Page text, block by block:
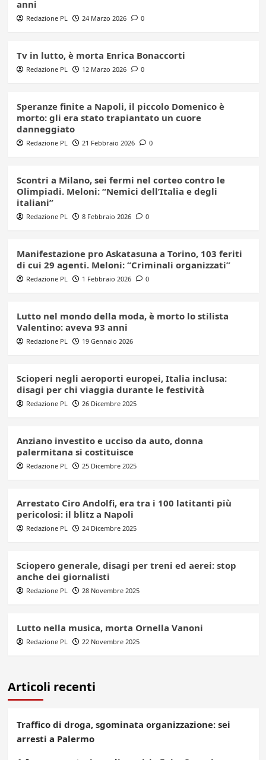
anni
Redazione PL 24 Marzo 2026 0
Tv in lutto, è morta Enrica Bonaccorti
Redazione PL 12 Marzo 2026 0
Speranze finite a Napoli, il piccolo Domenico è
morto: gli era stato trapiantato un cuore
danneggiato
Redazione PL 21 Febbraio 2026 0
Scontri a Milano, sei fermi nel corteo contro le
Olimpiadi. Meloni: “Nemici dell’Italia e degli
italiani”
Redazione PL 8 Febbraio 2026 0
Manifestazione pro Askatasuna a Torino, 103 feriti
di cui 29 agenti. Meloni: “Criminali organizzati”
Redazione PL 1 Febbraio 2026 0
Lutto nel mondo della moda, è morto lo stilista
Valentino: aveva 93 anni
Redazione PL 19 Gennaio 2026
Scioperi negli aeroporti europei, Italia inclusa:
disagi per chi viaggia durante le festività
Redazione PL 26 Dicembre 2025
Anziano investito e ucciso da auto, donna
palermitana si costituisce
Redazione PL 25 Dicembre 2025
Arrestato Ciro Andolfi, era tra i 100 latitanti più
pericolosi: il blitz a Napoli
Redazione PL 24 Dicembre 2025
Sciopero generale, disagi per treni ed aerei: stop
anche dei giornalisti
Redazione PL 28 Novembre 2025
Lutto nella musica, morta Ornella Vanoni
Redazione PL 22 Novembre 2025
Articoli recenti
Traffico di droga, sgominata organizzazione: sei
arresti a Palermo